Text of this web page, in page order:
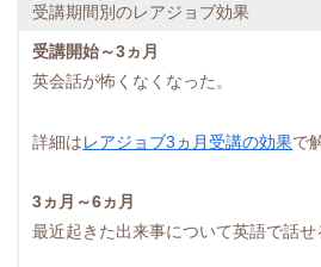
受講期間別のレアジョブ効果
受講開始～3ヵ月
英会話が怖くなくなった。
詳細はレアジョブ3ヵ月受講の効果で
3ヵ月～6ヵ月
最近起きた出来事について英語で話せ